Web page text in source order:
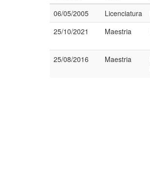
06/05/2005
Licenciatura
25/10/2021
Maestria
25/08/2016 Maestria